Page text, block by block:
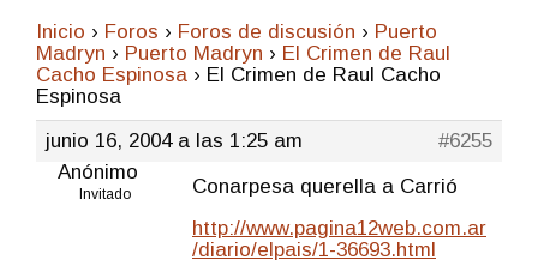
Inicio › Foros › Foros de discusión › Puerto
Madryn › Puerto Madryn › El Crimen de Raul
Cacho Espinosa › El Crimen de Raul Cacho
Espinosa
junio 16, 2004 a las 1:25 am
#6255
Anónimo
Invitado
Conarpesa querella a Carrió
http://www.pagina12web.com.ar
/diario/elpais/1-36693.html